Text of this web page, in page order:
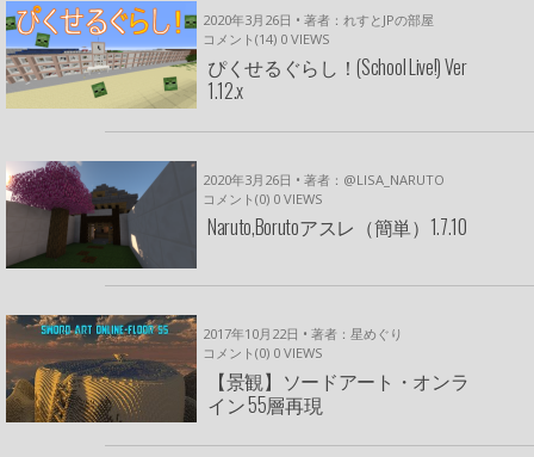
2020年3月26日 • 著者：れすとJPの部屋
コメント(14) 0 VIEWS
ぴくせるぐらし！(School Live!) Ver
1.12.x
2020年3月26日 • 著者：@LISA_NARUTO
コメント(0) 0 VIEWS
Naruto,Borutoアスレ（簡単）1.7.10
2017年10月22日 • 著者：星めぐり
コメント(0) 0 VIEWS
【景観】ソードアート・オンラ
イン 55層再現